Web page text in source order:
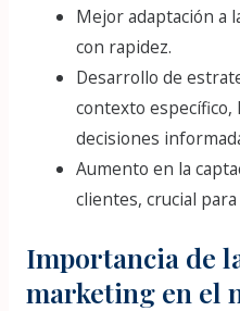
Mejor adaptación a
con rapidez.
Desarrollo de
contexto específico,
decisiones
Aumento en la
clientes, crucial
Importancia de
marketing en el